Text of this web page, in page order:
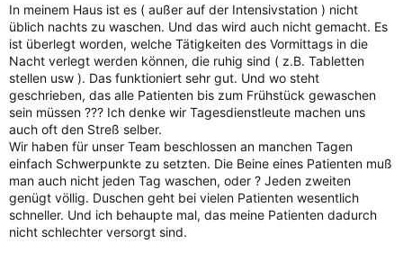
In meinem Haus ist es ( außer auf der Intensivstation ) nicht
üblich nachts zu waschen. Und das wird auch nicht gemacht. Es
ist überlegt worden, welche Tätigkeiten des Vormittags in die
Nacht verlegt werden können, die ruhig sind ( z.B. Tabletten
stellen usw ). Das funktioniert sehr gut. Und wo steht
geschrieben, das alle Patienten bis zum Frühstück gewaschen
sein müssen ??? Ich denke wir Tagesdienstleute machen uns
auch oft den Streß selber.
Wir haben für unser Team beschlossen an manchen Tagen
einfach Schwerpunkte zu setzten. Die Beine eines Patienten muß
man auch nicht jeden Tag waschen, oder ? Jeden zweiten
genügt völlig. Duschen geht bei vielen Patienten wesentlich
schneller. Und ich behaupte mal, das meine Patienten dadurch
nicht schlechter versorgt sind.